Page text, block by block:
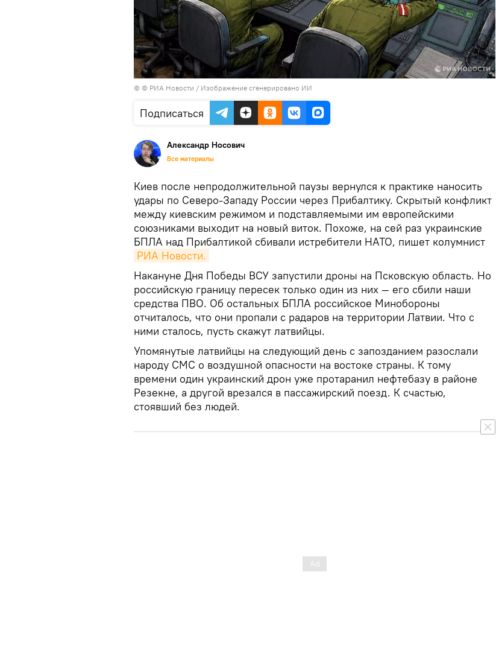
© © РИА Новости / Изображение сгенерировано ИИ
Подписаться
Александр Носович
Все материалы
Киев после непродолжительной паузы вернулся к практике наносить
удары по Северо-Западу России через Прибалтику. Скрытый конфликт
между киевским режимом и подставляемыми им европейскими
союзниками выходит на новый виток. Похоже, на сей раз украинские
БПЛА над Прибалтикой сбивали истребители НАТО, пишет колумнист
РИА Новости.
Накануне Дня Победы ВСУ запустили дроны на Псковскую область. Но
российскую границу пересек только один из них — его сбили наши
средства ПВО. Об остальных БПЛА российское Минобороны
отчиталось, что они пропали с радаров на территории Латвии. Что с
ними сталось, пусть скажут латвийцы.
Упомянутые латвийцы на следующий день с запозданием разослали
народу СМС о воздушной опасности на востоке страны. К тому
времени один украинский дрон уже протаранил нефтебазу в районе
Резекне, а другой врезался в пассажирский поезд. К счастью,
стоявший без людей.